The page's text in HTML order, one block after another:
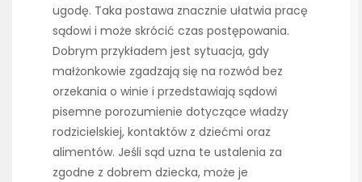
ugodę. Taka postawa znacznie ułatwia pracę
sądowi i może skrócić czas postępowania.
Dobrym przykładem jest sytuacja, gdy
małżonkowie zgadzają się na rozwód bez
orzekania o winie i przedstawiają sądowi
pisemne porozumienie dotyczące władzy
rodzicielskiej, kontaktów z dziećmi oraz
alimentów. Jeśli sąd uzna te ustalenia za
zgodne z dobrem dziecka, może je